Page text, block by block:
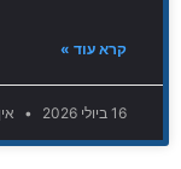
קרא עוד »
16 ביולי 2026